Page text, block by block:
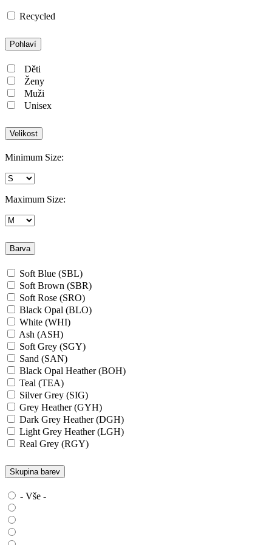
Recycled
Pohlaví
Děti
Ženy
Muži
Unisex
Velikost
Minimum Size:
Maximum Size:
Barva
Soft Blue (SBL)
Soft Brown (SBR)
Soft Rose (SRO)
Black Opal (BLO)
White (WHI)
Ash (ASH)
Soft Grey (SGY)
Sand (SAN)
Black Opal Heather (BOH)
Teal (TEA)
Silver Grey (SIG)
Grey Heather (GYH)
Dark Grey Heather (DGH)
Light Grey Heather (LGH)
Real Grey (RGY)
Granite Grey (GRG)
Grey Steel (GRS)
Dark Grey Melange (DGM)
Skupina barev
- Vše -